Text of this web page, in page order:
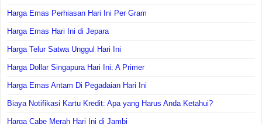
Harga Emas Perhiasan Hari Ini Per Gram
Harga Emas Hari Ini di Jepara
Harga Telur Satwa Unggul Hari Ini
Harga Dollar Singapura Hari Ini: A Primer
Harga Emas Antam Di Pegadaian Hari Ini
Biaya Notifikasi Kartu Kredit: Apa yang Harus Anda Ketahui?
Harga Cabe Merah Hari Ini di Jambi